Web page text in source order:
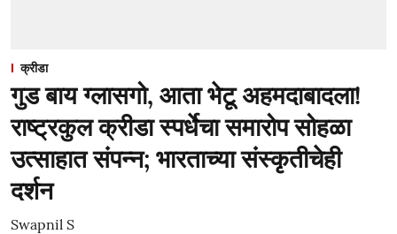
क्रीडा
गुड बाय ग्लासगो, आता भेटू अहमदाबादला!
राष्ट्रकुल क्रीडा स्पर्धेचा समारोप सोहळा
उत्साहात संपन्न; भारताच्या संस्कृतीचेही
दर्शन
Swapnil S